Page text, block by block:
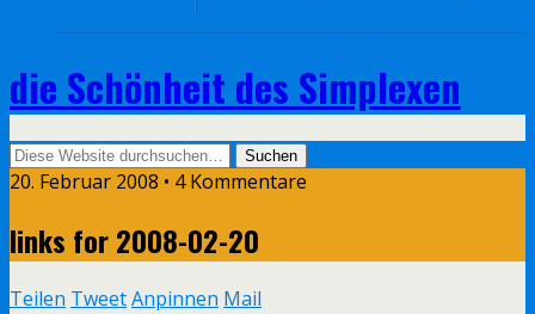
die Schönheit des Simplexen
20. Februar 2008 • 4 Kommentare
links for 2008-02-20
Teilen TweetAnpinnen Mail